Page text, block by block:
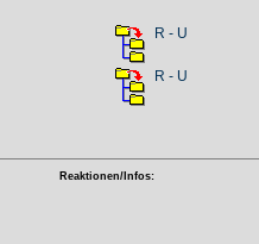
R - U
R - U
Reaktionen/Infos: